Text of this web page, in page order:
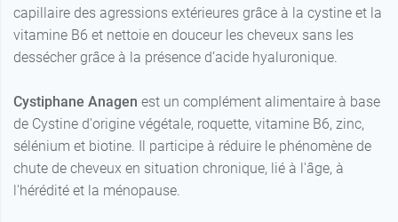
capillaire des agressions extérieures grâce à la cystine et la
vitamine B6 et nettoie en douceur les cheveux sans les
dessécher grâce à la présence d’acide hyaluronique.
Cystiphane Anagen est un complément alimentaire à base
de Cystine d'origine végétale, roquette, vitamine B6, zinc,
sélénium et biotine. Il participe à réduire le phénomène de
chute de cheveux en situation chronique, lié à l'âge, à
l'hérédité et la ménopause.